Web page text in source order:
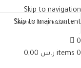
Skip to navigation
Skip to main content
0
0
items ر.س